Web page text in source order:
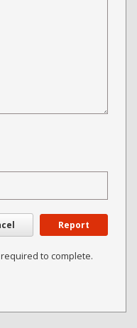
Report
to complete.